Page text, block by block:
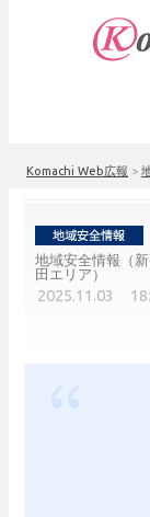
Komachi Web広報 >
地域安全情報（
田エリア）
2025.11.03